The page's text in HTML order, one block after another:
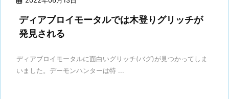
ディアブロイモータルでは木登りグリッチが
発見される
ディアブロイモータルに面白いグリッチ(バグ)が見つかってしま
いました。デーモンハンターは特 ...